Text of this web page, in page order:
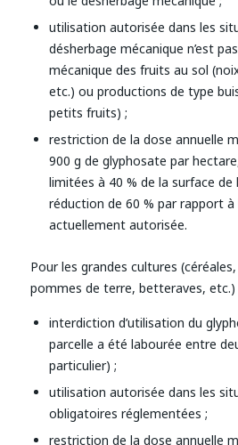
utilisation autorisée dans les
désherbage mécanique n’est
mécanique des fruits au sol
etc.) ou productions de type
petits fruits) ;
restriction de la dose annuelle
900 g de glyphosate par
limitées à 40 % de la surface de
réduction de 60 % par rapport
actuellement autorisée.
Pour les grandes cultures
pommes de terre, betteraves, etc.)
interdiction d’utilisation du
parcelle a été labourée entre
particulier) ;
utilisation autorisée dans les
obligatoires réglementées ;
restriction de la dose annuelle